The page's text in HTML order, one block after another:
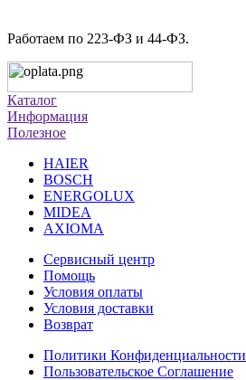
Работаем по 223-ФЗ и 44-ФЗ.
Каталог
Информация
Полезное
HAIER
BOSCH
ENERGOLUX
MIDEA
AXIOMA
Сервисный центр
Помощь
Условия оплаты
Условия доставки
Возврат
Политики Конфиденциальности
Пользовательское Соглашение